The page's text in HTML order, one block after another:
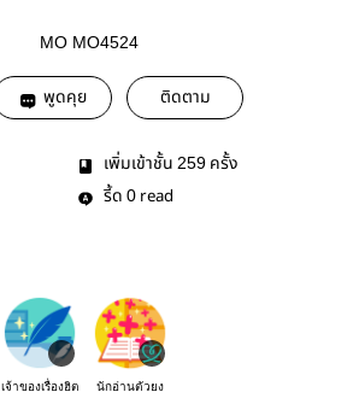
MO MO4524
พูดคุย ติดตาม
เพิ่มเข้าชั้น 259 ครั้ง
รี้ด 0 read
เจ้าของเรื่องฮิต นักอ่านตัวยง